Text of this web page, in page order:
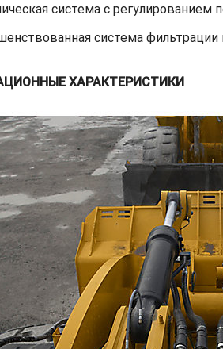
система с регулированием
система
ХАРАКТЕРИСТИКИ